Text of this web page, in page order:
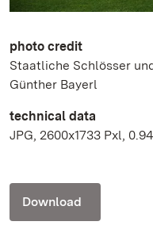
photo credit
Staatliche Schlösser
Günther Bayerl
technical data
JPG, 2600x1733 Pxl,
Download